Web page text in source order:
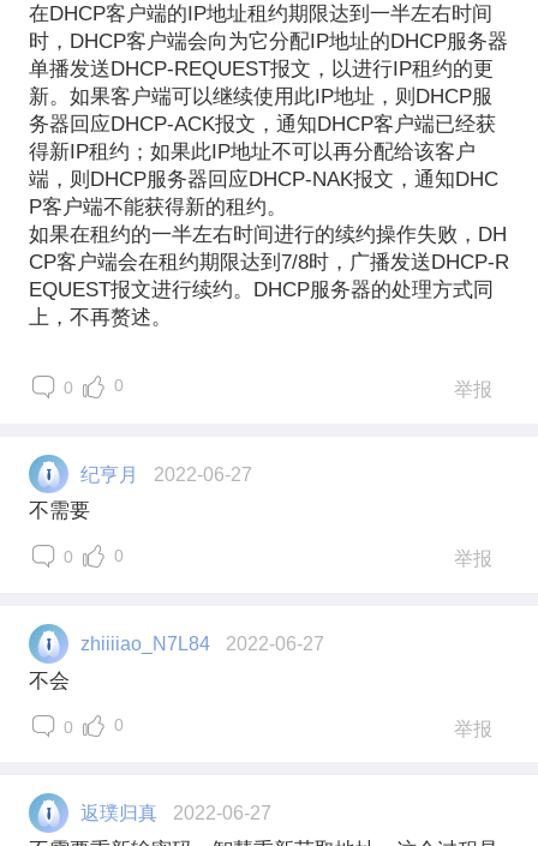
在DHCP客户端的IP地址租约期限达到一半左右时间
时，DHCP客户端会向为它分配IP地址的DHCP服务器
单播发送DHCP-REQUEST报文，以进行IP租约的更
新。如果客户端可以继续使用此IP地址，则DHCP服
务器回应DHCP-ACK报文，通知DHCP客户端已经获
得新IP租约；如果此IP地址不可以再分配给该客户
端，则DHCP服务器回应DHCP-NAK报文，通知DHC
P客户端不能获得新的租约。
如果在租约的一半左右时间进行的续约操作失败，DH
CP客户端会在租约期限达到7/8时，广播发送DHCP-R
EQUEST报文进行续约。DHCP服务器的处理方式同
上，不再赘述。
0 0 举报
纪亨月 2022-06-27
不需要
0 0 举报
zhiiiiao_N7L84 2022-06-27
不会
0 0 举报
返璞归真 2022-06-27